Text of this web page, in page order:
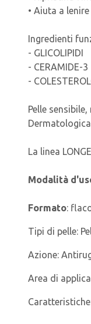
• Aiuta a
Ingredienti
- GLICOLIPIDI
- CERAMIDE-3
-
Pelle
La linea
Modalità
Formato:
Tipi di pelle:
Azione:
Area di